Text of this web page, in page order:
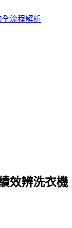
流程解析
效辨洗衣機